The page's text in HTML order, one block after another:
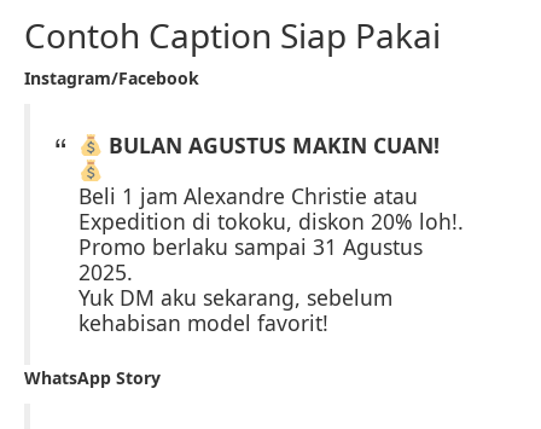
Contoh Caption Siap Pakai
Instagram/Facebook
BULAN AGUSTUS MAKIN CUAN!
Beli 1 jam Alexandre Christie atau
Expedition di tokoku, diskon 20% loh!.
Promo berlaku sampai 31 Agustus
2025.
Yuk DM aku sekarang, sebelum
kehabisan model favorit!
WhatsApp Story